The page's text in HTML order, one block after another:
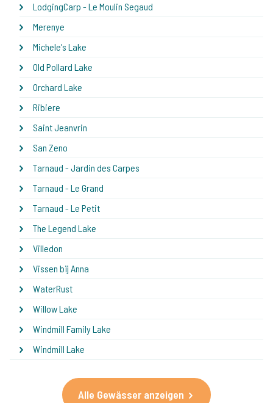
LodgingCarp - Le Moulin Segaud
Merenye
Michele's Lake
Old Pollard Lake
Orchard Lake
Ribiere
Saint Jeanvrin
San Zeno
Tarnaud - Jardin des Carpes
Tarnaud - Le Grand
Tarnaud - Le Petit
The Legend Lake
Villedon
Vissen bij Anna
WaterRust
Willow Lake
Windmill Family Lake
Windmill Lake
Alle Gewässer anzeigen